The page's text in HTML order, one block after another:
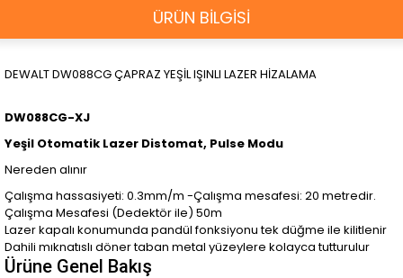
ÜRÜN BİLGİSİ
DEWALT DW088CG ÇAPRAZ YEŞİL IŞINLI LAZER HİZALAMA
DW088CG-XJ
Yeşil Otomatik Lazer Distomat, Pulse Modu
Nereden alınır
Çalışma hassasiyeti: 0.3mm/m -Çalışma mesafesi: 20 metredir.
Çalışma Mesafesi (Dedektör ile) 50m
Lazer kapalı konumunda pandül fonksiyonu tek düğme ile kilitlenir
Dahili mıknatıslı döner taban metal yüzeylere kolayca tutturulur
Ürüne Genel Bakış